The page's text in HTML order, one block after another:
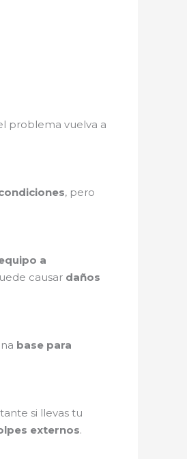
problema vuelva a
, pero
a
causar daños
base para
si llevas tu
externos.